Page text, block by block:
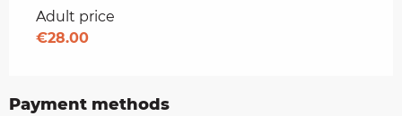
Rates 2026
Adult price
€28.00
Payment methods